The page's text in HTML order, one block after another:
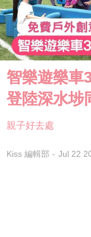
智樂遊樂車
登陸深水埗
親子好去處
Kiss 編輯部 Jul 22